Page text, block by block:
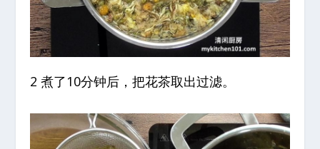
2 煮了10分钟后，把花茶取出过滤。